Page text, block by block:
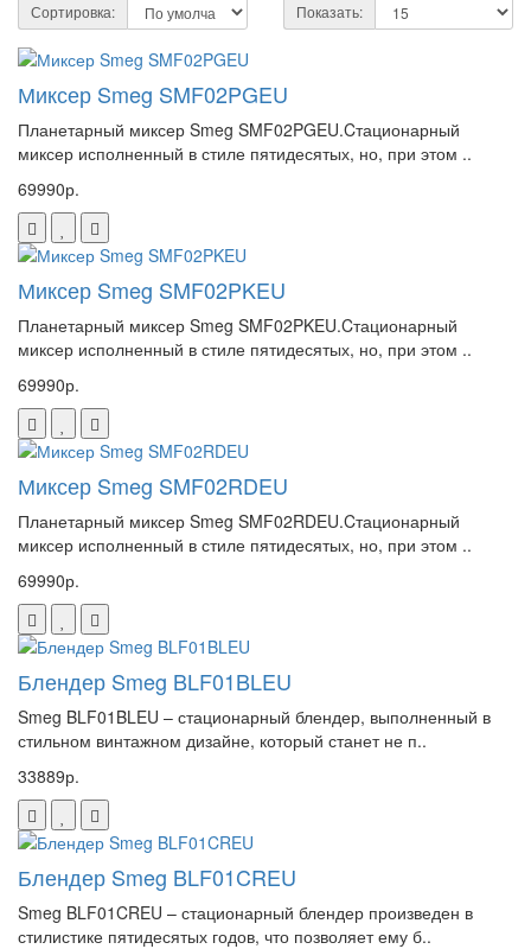
Сортировка: Показать:
Миксер Smeg SMF02PGEU
Планетарный миксер Smeg SMF02PGEU.Cтационарный
миксер исполненный в стиле пятидесятых, но, при этом ..
69990р.
Миксер Smeg SMF02PKEU
Планетарный миксер Smeg SMF02PKEU.Cтационарный
миксер исполненный в стиле пятидесятых, но, при этом ..
69990р.
Миксер Smeg SMF02RDEU
Планетарный миксер Smeg SMF02RDEU.Cтационарный
миксер исполненный в стиле пятидесятых, но, при этом ..
69990р.
Блендер Smeg BLF01BLEU
Smeg BLF01BLEU – стационарный блендер, выполненный в
стильном винтажном дизайне, который станет не п..
33889р.
Блендер Smeg BLF01CREU
Smeg BLF01CREU – стационарный блендер произведен в
стилистике пятидесятых годов, что позволяет ему б..